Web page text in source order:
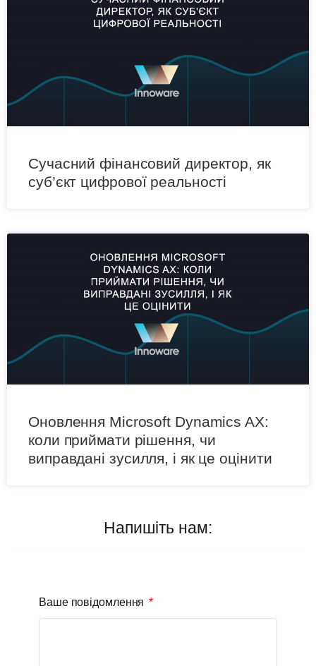
Сучасний фінансовий директор, як
суб’єкт цифрової реальності
Оновлення Microsoft Dynamics AX:
коли приймати рішення, чи
виправдані зусилля, і як це оцінити
Напишіть нам:
Ваше повідомлення